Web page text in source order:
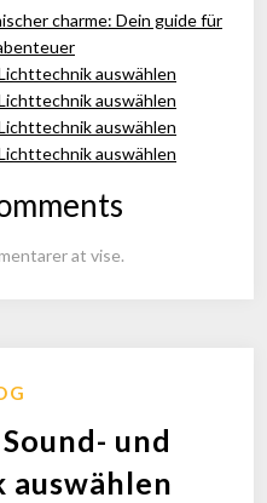
charme: Dein guide für
auswählen
auswählen
auswählen
auswählen
at vise.
und